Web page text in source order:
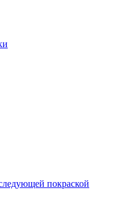
покраской